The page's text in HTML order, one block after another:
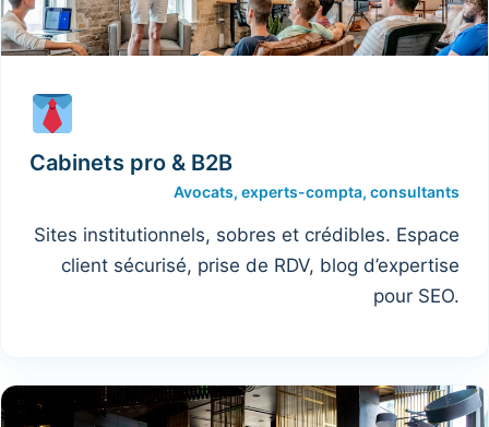
Cabinets pro & B2B
Avocats, experts-compta, consultants
Sites institutionnels, sobres et crédibles. Espace
client sécurisé, prise de RDV, blog d’expertise
pour SEO.